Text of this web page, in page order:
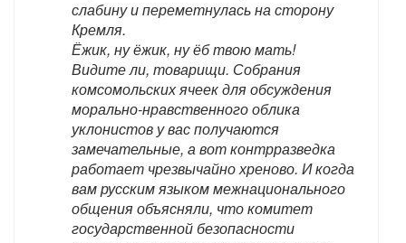
слабину и переметнулась на сторону
Кремля.
Ёжик, ну ёжик, ну ёб твою мать!
Видите ли, товарищи. Собрания
комсомольских ячеек для обсуждения
морально-нравственного облика
уклонистов у вас получаются
замечательные, а вот контрразведка
работает чрезвычайно хреново. И когда
вам русским языком межнационального
общения объясняли, что комитет
государственной безопасности